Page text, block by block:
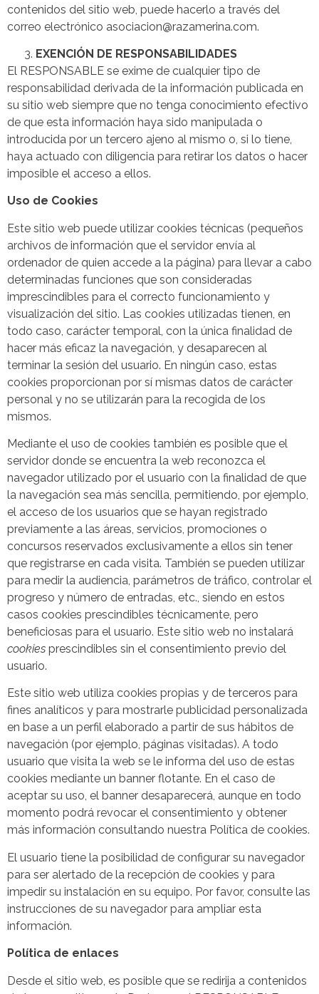
contenidos del sitio web, puede hacerlo a través del
correo electrónico asociacion@razamerina.com.
EXENCIÓN DE RESPONSABILIDADES
El RESPONSABLE se exime de cualquier tipo de
responsabilidad derivada de la información publicada en
su sitio web siempre que no tenga conocimiento efectivo
de que esta información haya sido manipulada o
introducida por un tercero ajeno al mismo o, si lo tiene,
haya actuado con diligencia para retirar los datos o hacer
imposible el acceso a ellos.
Uso de Cookies
Este sitio web puede utilizar cookies técnicas (pequeños
archivos de información que el servidor envía al
ordenador de quien accede a la página) para llevar a cabo
determinadas funciones que son consideradas
imprescindibles para el correcto funcionamiento y
visualización del sitio. Las cookies utilizadas tienen, en
todo caso, carácter temporal, con la única finalidad de
hacer más eficaz la navegación, y desaparecen al
terminar la sesión del usuario. En ningún caso, estas
cookies proporcionan por sí mismas datos de carácter
personal y no se utilizarán para la recogida de los
mismos.
Mediante el uso de cookies también es posible que el
servidor donde se encuentra la web reconozca el
navegador utilizado por el usuario con la finalidad de que
la navegación sea más sencilla, permitiendo, por ejemplo,
el acceso de los usuarios que se hayan registrado
previamente a las áreas, servicios, promociones o
concursos reservados exclusivamente a ellos sin tener
que registrarse en cada visita. También se pueden utilizar
para medir la audiencia, parámetros de tráfico, controlar el
progreso y número de entradas, etc., siendo en estos
casos cookies prescindibles técnicamente, pero
beneficiosas para el usuario. Este sitio web no instalará
cookies prescindibles sin el consentimiento previo del
usuario.
Este sitio web utiliza cookies propias y de terceros para
fines analíticos y para mostrarle publicidad personalizada
en base a un perfil elaborado a partir de sus hábitos de
navegación (por ejemplo, páginas visitadas). A todo
usuario que visita la web se le informa del uso de estas
cookies mediante un banner flotante. En el caso de
aceptar su uso, el banner desaparecerá, aunque en todo
momento podrá revocar el consentimiento y obtener
más información consultando nuestra Política de cookies.
El usuario tiene la posibilidad de configurar su navegador
para ser alertado de la recepción de cookies y para
impedir su instalación en su equipo. Por favor, consulte las
instrucciones de su navegador para ampliar esta
información.
Política de enlaces
Desde el sitio web, es posible que se redirija a contenidos